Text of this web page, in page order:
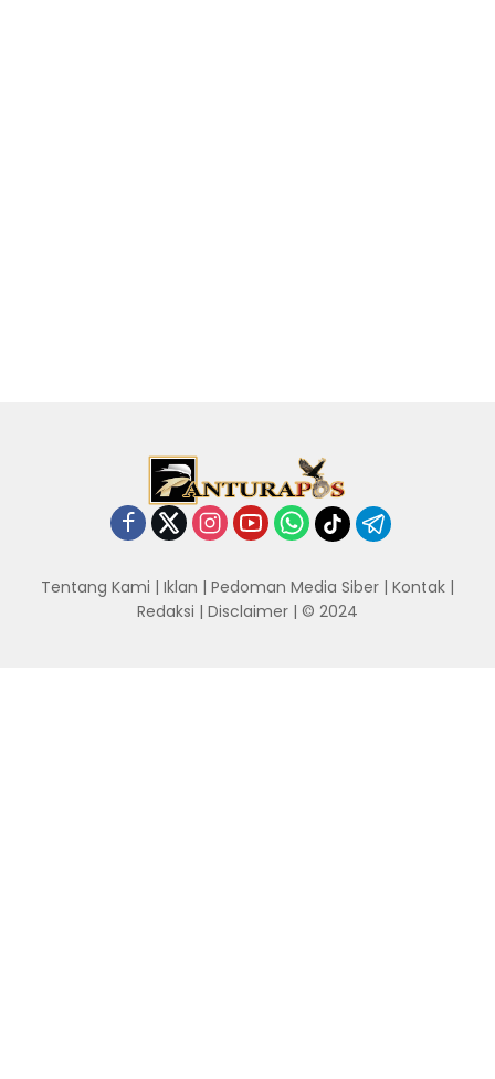
Tentang Kami | Iklan | Pedoman Media Siber | Kontak |
Redaksi | Disclaimer | © 2024